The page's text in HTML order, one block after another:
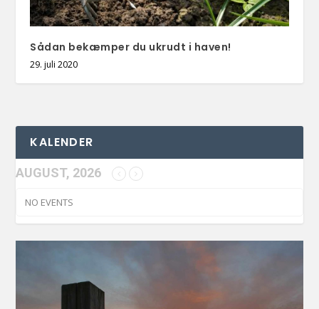
Sådan bekæmper du ukrudt i haven!
29. juli 2020
KALENDER
AUGUST, 2026
NO EVENTS